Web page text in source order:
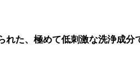
た、極めて低刺激な洗浄成分